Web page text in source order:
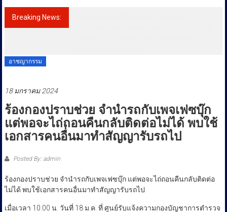
ราชการ
ทุกข์
ข้าง
Breaking News:
อาชญากรรม
18 มกราคม 2024
ร้องกองปราบช่วย จำนำรถกับเพจเฟซบุ๊ก
แต่พอจะไถ่ถอนคืนกลับติดต่อไม่ได้ พบใช้
เอกสารคนอื่นมาทำสัญญารับรถไป
Posted By: admin
ร้องกองปราบช่วย จำนำรถกับเพจเฟซบุ๊ก แต่พอจะไถ่ถอนคืนกลับติดต่อ
ไม่ได้ พบใช้เอกสารคนอื่นมาทำสัญญารับรถไป
เมื่อเวลา 10.00 น. วันที่ 18 ม.ค. ที่ ศูนย์รับแจ้งความกองบัญชาการตำรวจ